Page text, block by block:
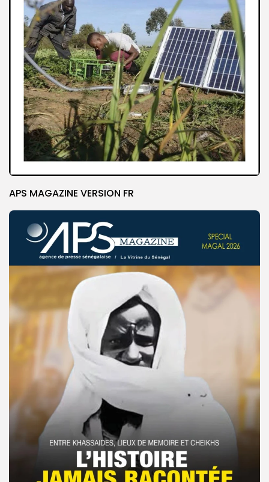
APS MAGAZINE VERSION FR